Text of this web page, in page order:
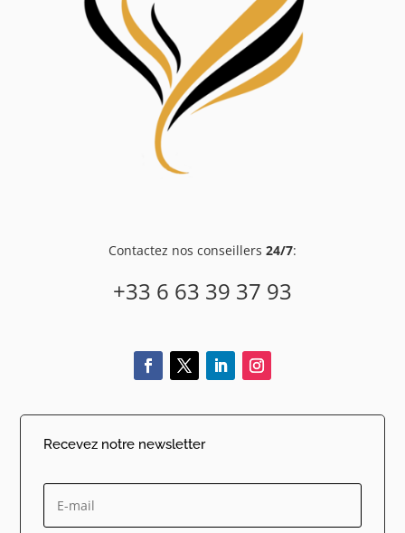
Contactez nos conseillers 24/7:
+33 6 63 39 37 93
Recevez notre newsletter